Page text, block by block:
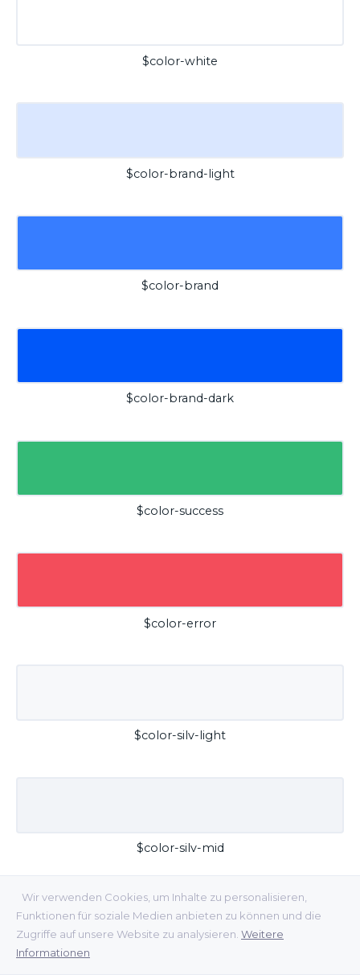
Wir verwenden Cookies, um Inhalte zu personalisieren,
Funktionen für soziale Medien anbieten zu können und die
Zugriffe auf unsere Website zu analysieren. Weitere
Informationen
$color-white
$color-brand-light
$color-brand
$color-brand-dark
$color-success
$color-error
$color-silv-light
$color-silv-mid